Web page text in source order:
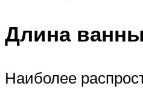
Длина ванны
Наиболее